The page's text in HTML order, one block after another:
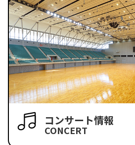
コンサート情報
CONCERT